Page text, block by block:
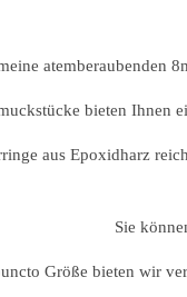
atemberaubenden
bieten Ihnen
aus Epoxidharz
Sie
Größe bieten wir